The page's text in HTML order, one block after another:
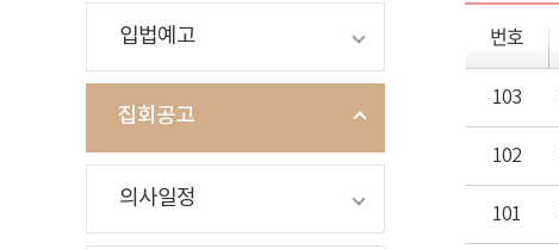
입법예고
집회공고
의사일정
번호
103
102
101